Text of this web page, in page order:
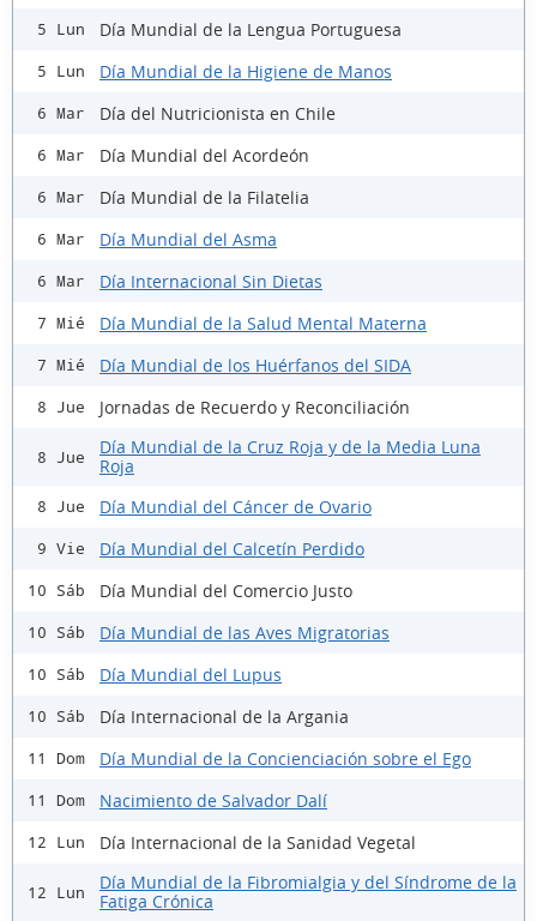
5 Lun Día Mundial de la Lengua Portuguesa
5 Lun Día Mundial de la Higiene de Manos
6 Mar Día del Nutricionista en Chile
6 Mar Día Mundial del Acordeón
6 Mar Día Mundial de la Filatelia
6 Mar Día Mundial del Asma
6 Mar Día Internacional Sin Dietas
7 Mié Día Mundial de la Salud Mental Materna
7 Mié Día Mundial de los Huérfanos del SIDA
8 Jue Jornadas de Recuerdo y Reconciliación
8 Jue
Día Mundial de la Cruz Roja y de la Media Luna
Roja
8 Jue Día Mundial del Cáncer de Ovario
9 Vie Día Mundial del Calcetín Perdido
10 Sáb Día Mundial del Comercio Justo
10 Sáb Día Mundial de las Aves Migratorias
10 Sáb Día Mundial del Lupus
10 Sáb Día Internacional de la Argania
11 Dom Día Mundial de la Concienciación sobre el Ego
11 Dom Nacimiento de Salvador Dalí
12 Lun Día Internacional de la Sanidad Vegetal
12 Lun
Día Mundial de la Fibromialgia y del Síndrome de la
Fatiga Crónica